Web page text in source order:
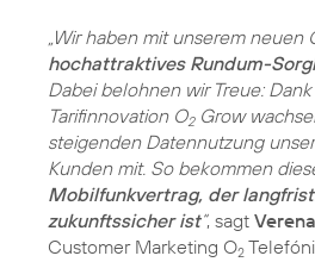
„Wir haben mit unserem neuen
hochattraktives Rundum-
Dabei belohnen wir Treue:
Tarifinnovation O2Grow
steigenden Datennutzung
Kunden mit. So bekommen
Mobilfunkvertrag, der
zukunftssicher ist“, sagt
Customer Marketing O2